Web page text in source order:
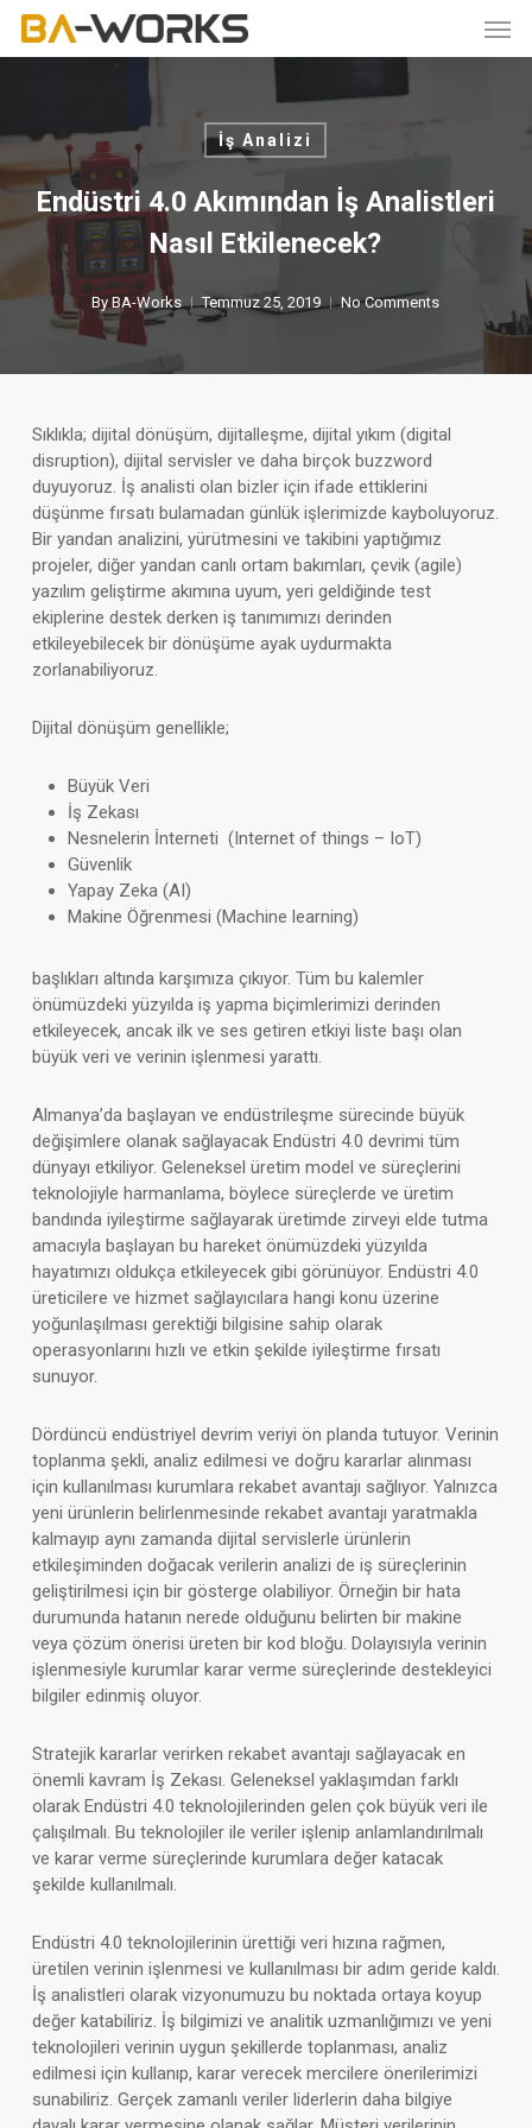
Skip
main
İş Analizi
Endüstri 4.0 Akımından İş Analistleri
Nasıl Etkilenecek?
By BA-Works Temmuz 25, 2019 No Comments
Sıklıkla; dijital dönüşüm, dijitalleşme, dijital yıkım (digital
disruption), dijital servisler ve daha birçok buzzword
duyuyoruz. İş analisti olan bizler için ifade ettiklerini
düşünme fırsatı bulamadan günlük işlerimizde kayboluyoruz.
Bir yandan analizini, yürütmesini ve takibini yaptığımız
projeler, diğer yandan canlı ortam bakımları, çevik (agile)
yazılım geliştirme akımına uyum, yeri geldiğinde test
ekiplerine destek derken iş tanımımızı derinden
etkileyebilecek bir dönüşüme ayak uydurmakta
zorlanabiliyoruz.
Dijital dönüşüm genellikle;
Büyük Veri
İş Zekası
Nesnelerin İnterneti (Internet of things – IoT)
Güvenlik
Yapay Zeka (AI)
Makine Öğrenmesi (Machine learning)
başlıkları altında karşımıza çıkıyor. Tüm bu kalemler
önümüzdeki yüzyılda iş yapma biçimlerimizi derinden
etkileyecek, ancak ilk ve ses getiren etkiyi liste başı olan
büyük veri ve verinin işlenmesi yarattı.
Almanya’da başlayan ve endüstrileşme sürecinde büyük
değişimlere olanak sağlayacak Endüstri 4.0 devrimi tüm
dünyayı etkiliyor. Geleneksel üretim model ve süreçlerini
teknolojiyle harmanlama, böylece süreçlerde ve üretim
bandında iyileştirme sağlayarak üretimde zirveyi elde tutma
amacıyla başlayan bu hareket önümüzdeki yüzyılda
hayatımızı oldukça etkileyecek gibi görünüyor. Endüstri 4.0
üreticilere ve hizmet sağlayıcılara hangi konu üzerine
yoğunlaşılması gerektiği bilgisine sahip olarak
operasyonlarını hızlı ve etkin şekilde iyileştirme fırsatı
sunuyor.
Dördüncü endüstriyel devrim veriyi ön planda tutuyor. Verinin
toplanma şekli, analiz edilmesi ve doğru kararlar alınması
için kullanılması kurumlara rekabet avantajı sağlıyor. Yalnızca
yeni ürünlerin belirlenmesinde rekabet avantajı yaratmakla
kalmayıp aynı zamanda dijital servislerle ürünlerin
etkileşiminden doğacak verilerin analizi de iş süreçlerinin
geliştirilmesi için bir gösterge olabiliyor. Örneğin bir hata
durumunda hatanın nerede olduğunu belirten bir makine
veya çözüm önerisi üreten bir kod bloğu. Dolayısıyla verinin
işlenmesiyle kurumlar karar verme süreçlerinde destekleyici
bilgiler edinmiş oluyor.
Stratejik kararlar verirken rekabet avantajı sağlayacak en
önemli kavram İş Zekası. Geleneksel yaklaşımdan farklı
olarak Endüstri 4.0 teknolojilerinden gelen çok büyük veri ile
çalışılmalı. Bu teknolojiler ile veriler işlenip anlamlandırılmalı
ve karar verme süreçlerinde kurumlara değer katacak
şekilde kullanılmalı.
Endüstri 4.0 teknolojilerinin ürettiği veri hızına rağmen,
üretilen verinin işlenmesi ve kullanılması bir adım geride kaldı.
İş analistleri olarak vizyonumuzu bu noktada ortaya koyup
değer katabiliriz. İş bilgimizi ve analitik uzmanlığımızı ve yeni
teknolojileri verinin uygun şekillerde toplanması, analiz
edilmesi için kullanıp, karar verecek mercilere önerilerimizi
sunabiliriz. Gerçek zamanlı veriler liderlerin daha bilgiye